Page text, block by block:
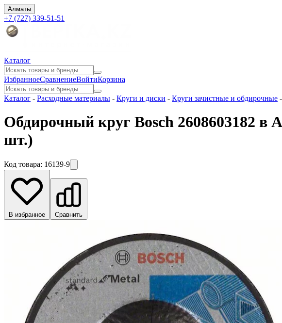
Алматы
+7 (727) 339-51-51
Каталог
ИзбранноеСравнениеВойтиКорзина
Каталог - Расходные материалы - Круги и диски - Круги зачистные и обдирочные -
Обдирочный круг Bosch 2608603182 в
шт.)
Код товара: 16139-9
В избранное Сравнить